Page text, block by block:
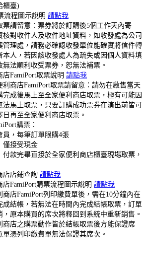
櫃臺)
流程圖示說明 請點我
票請留意：票券將於訂購後5個工作天內寄
核對收件人及收件地址資料，如收發處為公司
管理處，請務必確認收發單位能確實將信件轉
本人，若因該收發處人為疏失或因個人資料填
無法順利收受票券，恕無法補票。
店FamiPort取票說明 請點我
利商店FamiPort取票請留意：請勿在啟售當天
完成後馬上至全家便利商店取票，極有可能因
法馬上取票，只要訂購成功票券在演出前皆可
日再至全家便利商店取票。
購票：
員，每筆訂單限購4張
僅接受現金
付款完畢直接於全家便利商店櫃臺現場取票，
店店鋪查詢 請點我
店FamiPort購票流程圖示說明 請點我
商店FamiPort列印繳費單後，需在10分鐘內在
成結帳，若無法在時間內完成結帳取票，訂單
，原本購買的席次將釋回到系統中重新銷售。
商店之購票動作皆於結帳取票後方能保證席
單憑列印繳費單無法保證其席次。